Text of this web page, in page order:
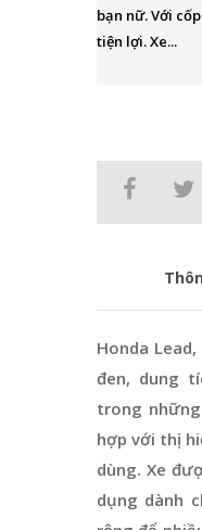
bạn nữ. Với
tiện lợi. Xe...
Honda
đen, dung
trong
hợp với thị
dùng. Xe
dụng dành